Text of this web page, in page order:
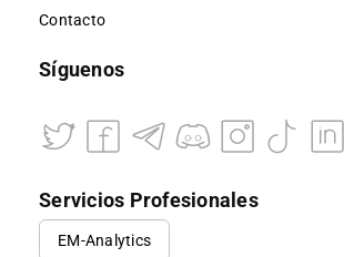
Contacto
Síguenos
Servicios Profesionales
EM-Analytics